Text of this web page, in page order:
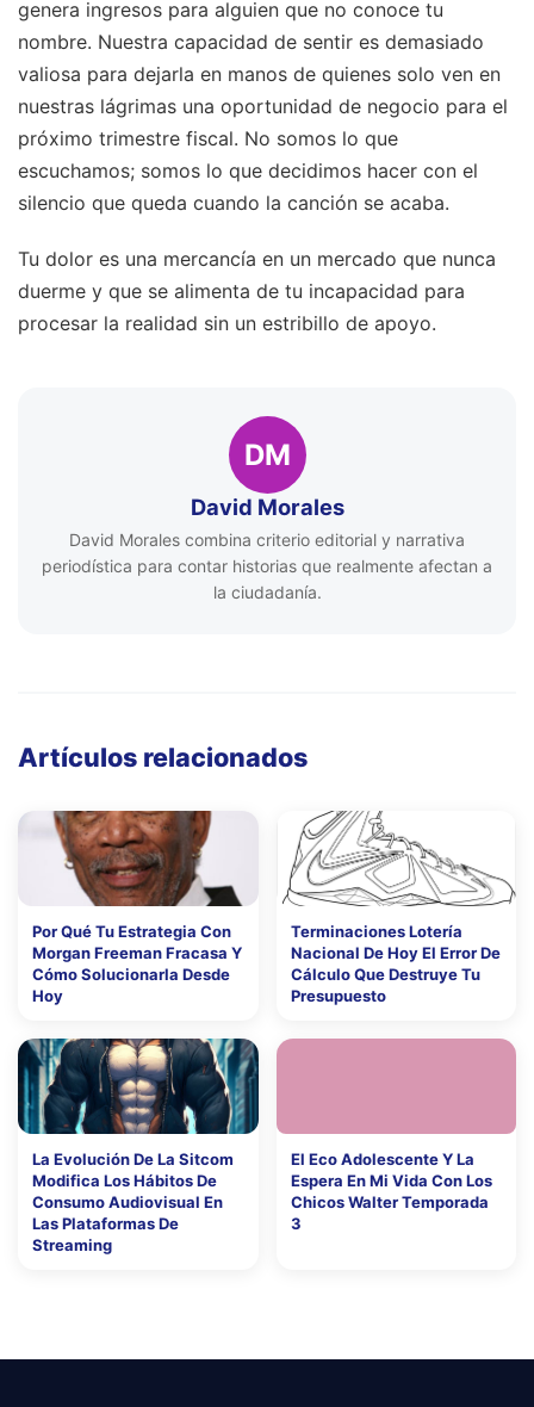
genera ingresos para alguien que no conoce tu
nombre. Nuestra capacidad de sentir es demasiado
valiosa para dejarla en manos de quienes solo ven en
nuestras lágrimas una oportunidad de negocio para el
próximo trimestre fiscal. No somos lo que
escuchamos; somos lo que decidimos hacer con el
silencio que queda cuando la canción se acaba.
Tu dolor es una mercancía en un mercado que nunca
duerme y que se alimenta de tu incapacidad para
procesar la realidad sin un estribillo de apoyo.
DM
David Morales
David Morales combina criterio editorial y narrativa
periodística para contar historias que realmente afectan a
la ciudadanía.
Artículos relacionados
Por Qué Tu Estrategia Con
Morgan Freeman Fracasa Y
Cómo Solucionarla Desde
Hoy
Terminaciones Lotería
Nacional De Hoy El Error De
Cálculo Que Destruye Tu
Presupuesto
La Evolución De La Sitcom
Modifica Los Hábitos De
Consumo Audiovisual En
Las Plataformas De
Streaming
El Eco Adolescente Y La
Espera En Mi Vida Con Los
Chicos Walter Temporada
3